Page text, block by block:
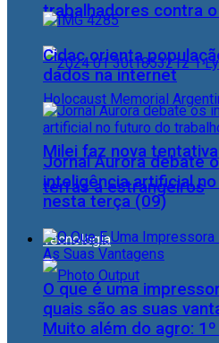
trabalhadores contra
Milei faz nova
terras a estrangeiros
Tecnologia
Muito além do agro:
Cidac orienta
dados na internet
Jornal Aurora debate
inteligência artificial
nesta terça (09)
O que é uma
quais são as suas